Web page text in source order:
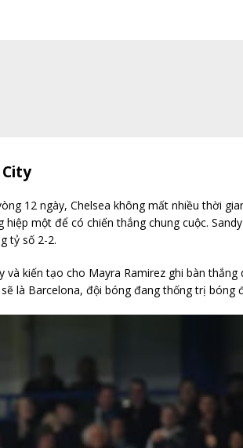
12 ngày, Chelsea không mất nhiều thời
một để có chiến thắng chung cuộc.
tỷ số 2-2.
kiến tạo cho Mayra Ramirez ghi bàn thắng
là Barcelona, đội bóng đang thống trị bóng